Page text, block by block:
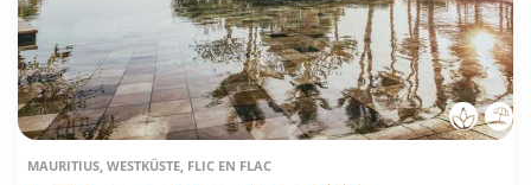
MAURITIUS, WESTKÜSTE, FLIC EN FLAC